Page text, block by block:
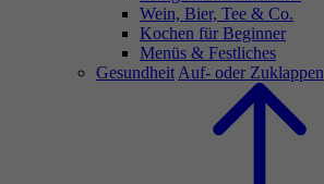
Wein, Bier, Tee & Co.
Kochen für Beginner
Menüs & Festliches
Gesundheit Auf- oder Zuklappen